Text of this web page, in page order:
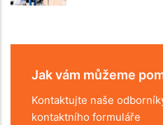
Jak vám můžeme
Kontaktujte naše
kontaktního formuláře